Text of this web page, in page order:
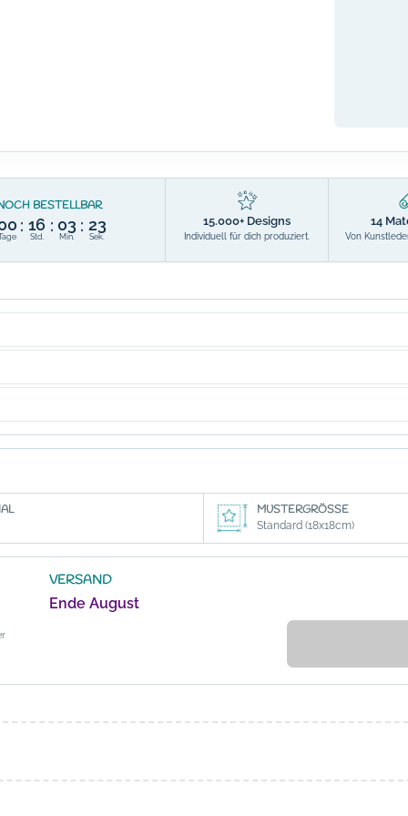
BESTELLBAR
: 16
Std.
: 03
Min.
: 22
Sek.
15.000+ Designs
Individuell für dich produziert.
14
Von
MUSTERGRÖSSE
Standard (18x18cm)
VERSAND
Ende August